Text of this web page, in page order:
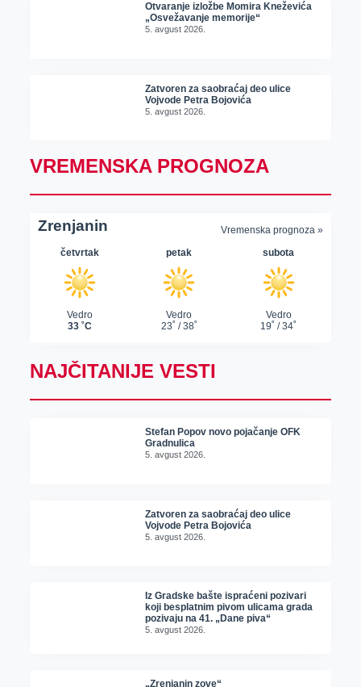
Otvaranje izložbe Momira Kneževića
„Osvežavanje memorije“
5. avgust 2026.
Zatvoren za saobraćaj deo ulice
Vojvode Petra Bojovića
5. avgust 2026.
VREMENSKA PROGNOZA
NAJČITANIJE VESTI
Stefan Popov novo pojačanje OFK
Gradnulica
5. avgust 2026.
Zatvoren za saobraćaj deo ulice
Vojvode Petra Bojovića
5. avgust 2026.
Iz Gradske bašte ispraćeni pozivari
koji besplatnim pivom ulicama grada
pozivaju na 41. „Dane piva“
5. avgust 2026.
„Zrenjanin zove“